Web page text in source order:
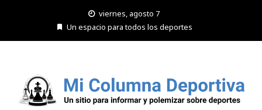
viernes, agosto 7
Un espacio para todos los deportes